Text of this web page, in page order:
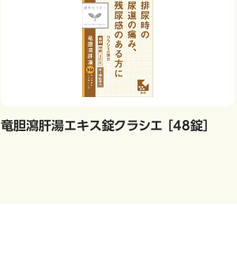
竜胆瀉肝湯エキス錠クラシエ ［48錠］